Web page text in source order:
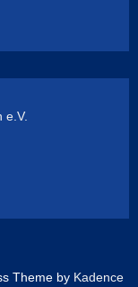
e.V.
Theme by Kadence